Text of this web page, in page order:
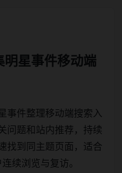
明星事件移动端
事件整理移动端搜索入
问题和站内推荐，持续
找到同主题页面，适合
续浏览与复访。